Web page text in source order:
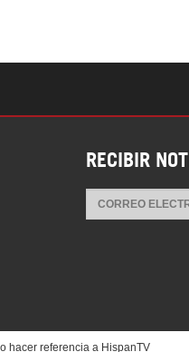
RECIBIR
hacer referencia a HispanTV